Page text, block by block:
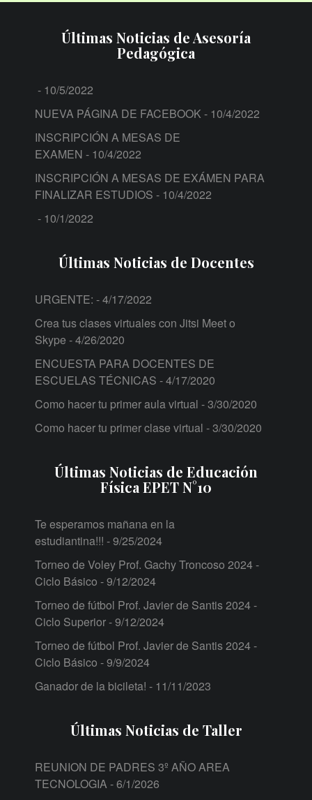
Últimas Noticias de Asesoría
Pedagógica
- 10/5/2022
NUEVA PÁGINA DE FACEBOOK - 10/4/2022
INSCRIPCIÓN A MESAS DE
EXAMEN - 10/4/2022
INSCRIPCIÓN A MESAS DE EXÁMEN PARA
FINALIZAR ESTUDIOS - 10/4/2022
- 10/1/2022
Últimas Noticias de Docentes
URGENTE: - 4/17/2022
Crea tus clases virtuales con Jitsi Meet o
Skype - 4/26/2020
ENCUESTA PARA DOCENTES DE
ESCUELAS TÉCNICAS - 4/17/2020
Como hacer tu primer aula virtual - 3/30/2020
Como hacer tu primer clase virtual - 3/30/2020
Últimas Noticias de Educación
Física EPET N°10
Te esperamos mañana en la
estudiantina!!! - 9/25/2024
Torneo de Voley Prof. Gachy Troncoso 2024 -
Ciclo Básico - 9/12/2024
Torneo de fútbol Prof. Javier de Santis 2024 -
Ciclo Superior- 9/12/2024
Torneo de fútbol Prof. Javier de Santis 2024 -
Ciclo Básico - 9/9/2024
Ganador de la bicileta! - 11/11/2023
Últimas Noticias de Taller
REUNION DE PADRES 3º AÑO AREA
TECNOLOGIA- 6/1/2026